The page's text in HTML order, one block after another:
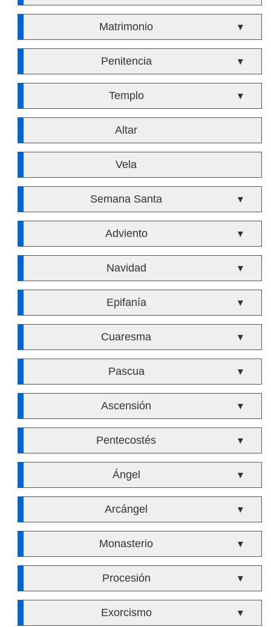
Matrimonio ▼
Penitencia ▼
Templo ▼
Altar
Vela
Semana Santa ▼
Adviento ▼
Navidad ▼
Epifanía ▼
Cuaresma ▼
Pascua ▼
Ascensión ▼
Pentecostés ▼
Ángel ▼
Arcángel ▼
Monasterio ▼
Procesión ▼
Exorcismo ▼